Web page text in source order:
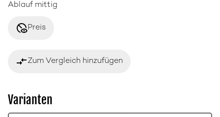
Ablauf mittig
disabled_visiblePreis
compare_arrowsZum Vergleich hinzufügen
Varianten